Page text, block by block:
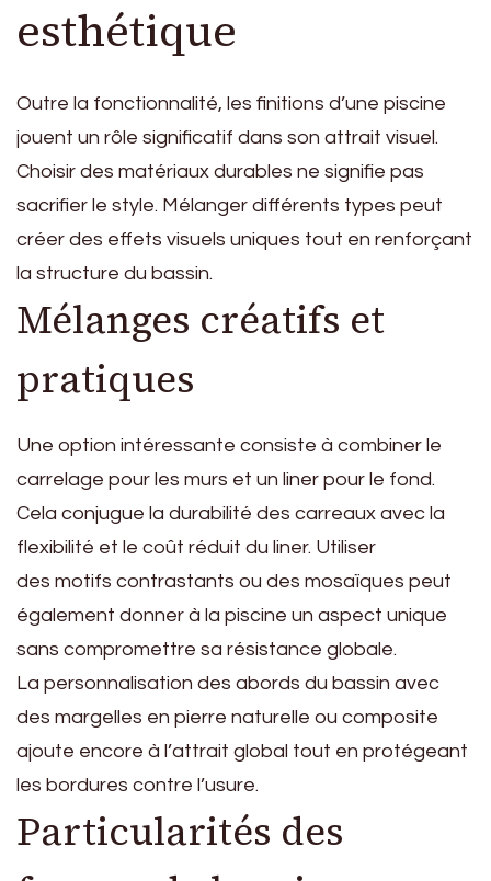
esthétique
Outre la fonctionnalité, les finitions d’une piscine
jouent un rôle significatif dans son attrait visuel.
Choisir des matériaux durables ne signifie pas
sacrifier le style. Mélanger différents types peut
créer des effets visuels uniques tout en renforçant
la structure du bassin.
Mélanges créatifs et
pratiques
Une option intéressante consiste à combiner le
carrelage pour les murs et un liner pour le fond.
Cela conjugue la durabilité des carreaux avec la
flexibilité et le coût réduit du liner. Utiliser
des motifs contrastants ou des mosaïques peut
également donner à la piscine un aspect unique
sans compromettre sa résistance globale.
La personnalisation des abords du bassin avec
des margelles en pierre naturelle ou composite
ajoute encore à l’attrait global tout en protégeant
les bordures contre l’usure.
Particularités des